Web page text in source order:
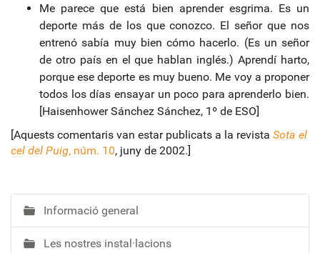
Me parece que está bien aprender esgrima. Es un
deporte más de los que conozco. El señor que nos
entrenó sabía muy bien cómo hacerlo. (Es un señor
de otro país en el que hablan inglés.) Aprendí harto,
porque ese deporte es muy bueno. Me voy a proponer
todos los días ensayar un poco para aprenderlo bien.
[Haisenhower Sánchez Sánchez, 1º de ESO]
[Aquests comentaris van estar publicats a la revista Sota el
cel del Puig, núm. 10, juny de 2002.]
N
a
v
Informació general
Les nostres instal·lacions